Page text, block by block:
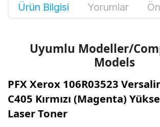
Ürün Bilgisi Yorumlar
Uyumlu Modeller/
Models
PFX Xerox 106R03523
C405 Kırmızı (Magenta)
Laser Toner